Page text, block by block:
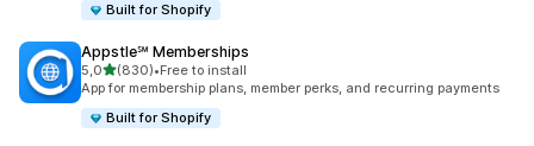
Built for Shopify
Appstle℠ Memberships
5,0na 5 gwiazdek
(830)
Łączna liczba recenzji: 830
•Free to install
App for membership plans, member perks, and recurring payments
Built for Shopify